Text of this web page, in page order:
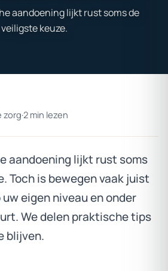
aandoening lijkt rust soms de
veiligste keuze.
zorg·2 min lezen
aandoening lijkt rust soms
Toch is bewegen vaak juist
eigen niveau en onder
We delen praktische tips
blijven.